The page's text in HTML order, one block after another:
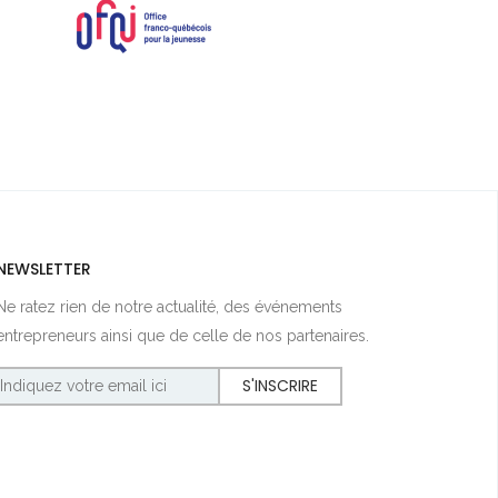
ratez rien de notre actualité, des événements
ainsi que de celle de nos partenaires.